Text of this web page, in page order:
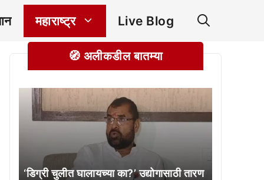
महाराष्ट्र Live Blog
🧭 अलीकडील बातम्या
‘डिग्री चुलीत घालायच्या का?’ उद्योगासाठी तारण